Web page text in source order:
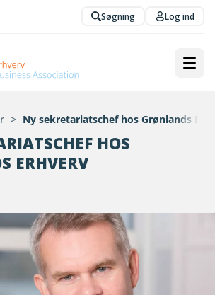
Søgning Log ind
> Ny sekretariatschef hos Grønlands
HOS
ERHVERV